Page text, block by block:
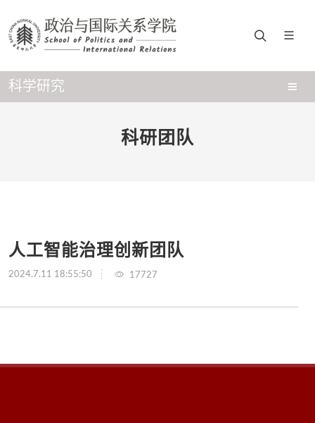
科学研究
科研团队
人工智能治理创新团队
2024.7.11 18:55:50 17727